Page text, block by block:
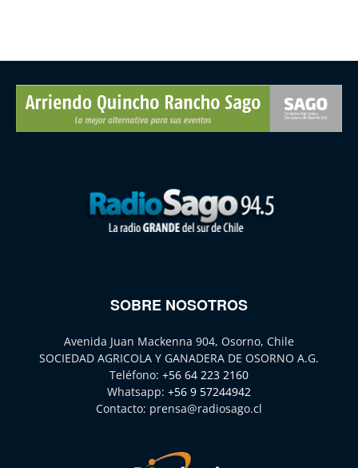
SOBRE NOSOTROS
Avenida Juan Mackenna 904, Osorno, Chile
SOCIEDAD AGRICOLA Y GANADERA DE OSORNO A.G.
Teléfono: +56 64 223 2160
Whatsapp: +56 9 57244942
Contacto: prensa@radiosago.cl